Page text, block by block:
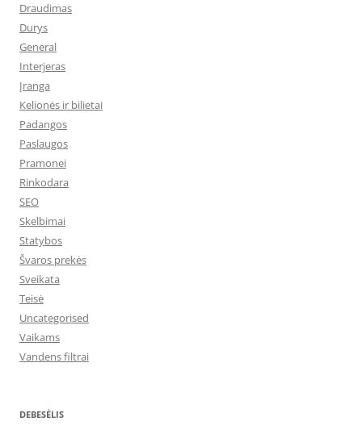
Draudimas
Durys
General
Interjeras
Įranga
Kelionės ir bilietai
Padangos
Paslaugos
Pramonei
Rinkodara
SEO
Skelbimai
Statybos
Švaros prekės
Sveikata
Teisė
Uncategorised
Vaikams
Vandens filtrai
DEBESĖLIS